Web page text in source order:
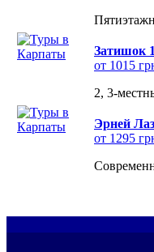
Затишок
от 1015
2, 3-
Эрней
от 1295